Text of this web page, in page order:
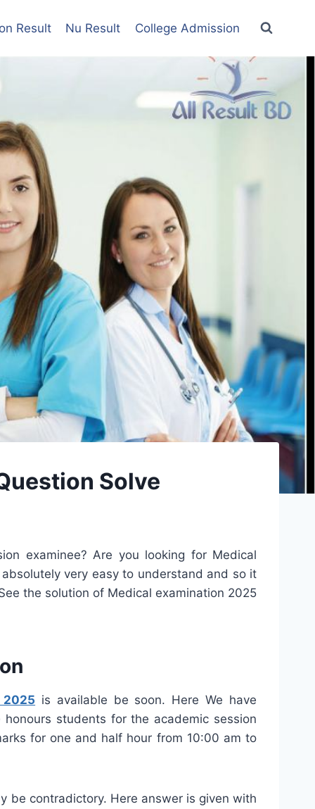
Result Nu Result College Admission
Solve
examinee? Are you looking for Medical
very easy to understand and so it
the solution of Medical examination 2025
2025 is available be soon. Here We have
students for the academic session
for one and half hour from 10:00 am to
be contradictory. Here answer is given with